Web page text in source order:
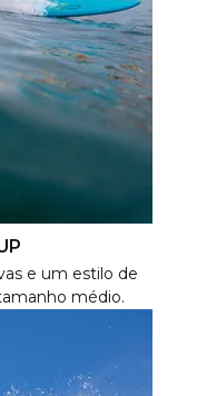
e um estilo de
médio.